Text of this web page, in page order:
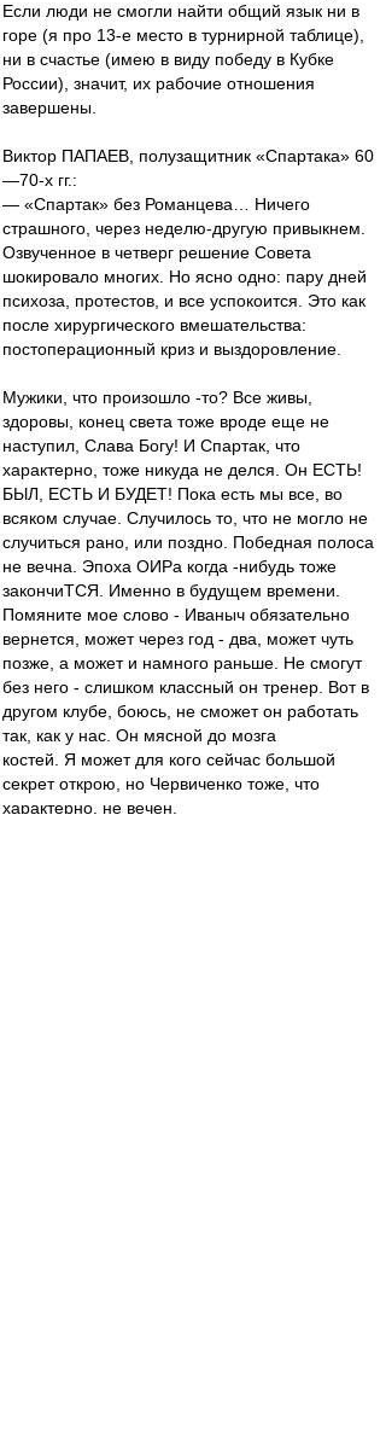
Если люди не смогли найти общий язык ни в
горе (я про 13-е место в турнирной таблице),
ни в счастье (имею в виду победу в Кубке
России), значит, их рабочие отношения
завершены.
Виктор ПАПАЕВ, полузащитник «Спартака» 60
—70-х гг.:
— «Спартак» без Романцева… Ничего
страшного, через неделю-другую привыкнем.
Озвученное в четверг решение Совета
шокировало многих. Но ясно одно: пару дней
психоза, протестов, и все успокоится. Это как
после хирургического вмешательства:
постоперационный криз и выздоровление.
Мужики, что произошло -то? Все живы,
здоровы, конец света тоже вроде еще не
наступил, Слава Богу! И Спартак, что
характерно, тоже никуда не делся. Он ЕСТЬ!
БЫЛ, ЕСТЬ И БУДЕТ! Пока есть мы все, во
всяком случае. Случилось то, что не могло не
случиться рано, или поздно. Победная полоса
не вечна. Эпоха ОИРа когда -нибудь тоже
закончиТСЯ. Именно в будущем времени.
Помяните мое слово - Иваныч обязательно
вернется, может через год - два, может чуть
позже, а может и намного раньше. Не смогут
без него - слишком классный он тренер. Вот в
другом клубе, боюсь, не сможет он работать
так, как у нас. Он мясной до мозга
костей. Я может для кого сейчас большой
секрет открою, но Червиченко тоже, что
характерно, не вечен.